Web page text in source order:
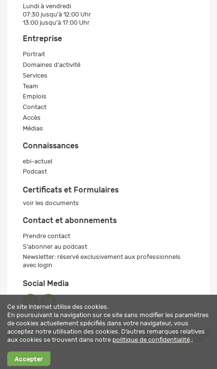
Lundi à vendredi
07:30 jusqu'à 12:00 Uhr
13:00 jusqu'à 17:00 Uhr
Entreprise
Portrait
Domaines d'activité
Services
Team
Emplois
Contact
Accès
Médias
Connaissances
ebi-actuel
Podcast
Certificats et Formulaires
voir les documents
Contact et abonnements
Prendre contact
S'abonner au podcast
Newsletter: réservé exclusivement aux professionnels
avec login
Social Media
Ce site Internet utilise des cookies.
En poursuivant la navigation sur ce site sans modifier les paramètres
de cookies actuellement spécifiés dans votre navigateur, vous
acceptez notre utilisation des cookies. D’autres remarques relatives
aux cookies se trouvent dans notre politique de confidentialité .;
Accepter